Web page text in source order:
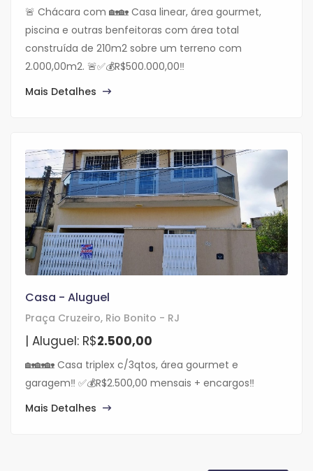
🚨 Chácara com 🏡🏡 Casa linear, área gourmet,
piscina e outras benfeitoras com área total
construída de 210m2 sobre um terreno com
2.000,00m2. 🚨✅💰R$500.000,00‼️
Mais Detalhes
Casa - Aluguel
Praça Cruzeiro, Rio Bonito - RJ
| Aluguel: R$2.500,00
🏡🏡🏡 Casa triplex c/3qtos, área gourmet e
garagem‼️ ✅💰R$2.500,00 mensais + encargos‼️
Mais Detalhes